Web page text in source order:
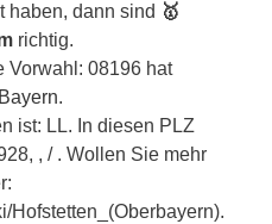
haben, dann sind 🥇
richtig.
Vorwahl: 08196 hat
Bayern.
ist: LL. In diesen PLZ
, / . Wollen Sie mehr
Hofstetten_(Oberbayern).